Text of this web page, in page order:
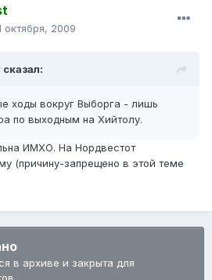
октября, 2009
ходы вокруг Выборга - лишь
по выходным на Хийтолу.
ИМХО. На Нордвестот
(причину-запрещено в этой теме
в архиве и закрыта для